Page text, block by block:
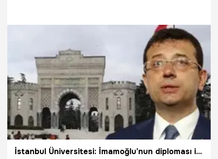
Ensititüsü Başkanı Mehmet Ali Çalışkan'ın da aralarında
olduğu 106 şüpheli hakkında gözaltı kararı verildi. Ayrıca
MASAK raporları gereğince, İmamoğlu İnşaat'a Sulh Ceza
Hakimliği kararıyla el koydu.
19.03.2025 Gündem
İstanbul Üniversitesi: İmamoğlu’nun diploması iptal edildi